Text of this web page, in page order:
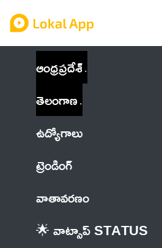
ఆంధ్రప్రదేశ్
తెలంగాణ
ఉద్యోగాలు
ట్రెండింగ్
వాతావరణం
🌟 వాట్సాప్ STATUS